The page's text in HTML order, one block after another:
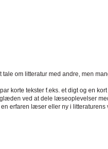
om litteratur med andre, men
korte tekster f.eks. et digt og en
ved at dele læseoplevelser
erfaren læser eller ny i litteraturens